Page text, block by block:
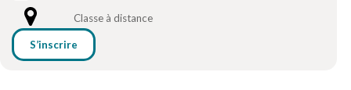
Classe à distance
S’inscrire